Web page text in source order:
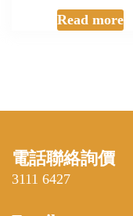
Read more
電話聯絡詢價
3111 6427